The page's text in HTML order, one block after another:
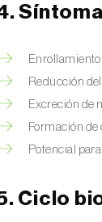
Enrollamiento
Reducción
Excreción de
Formación de
Potencial
Ciclo